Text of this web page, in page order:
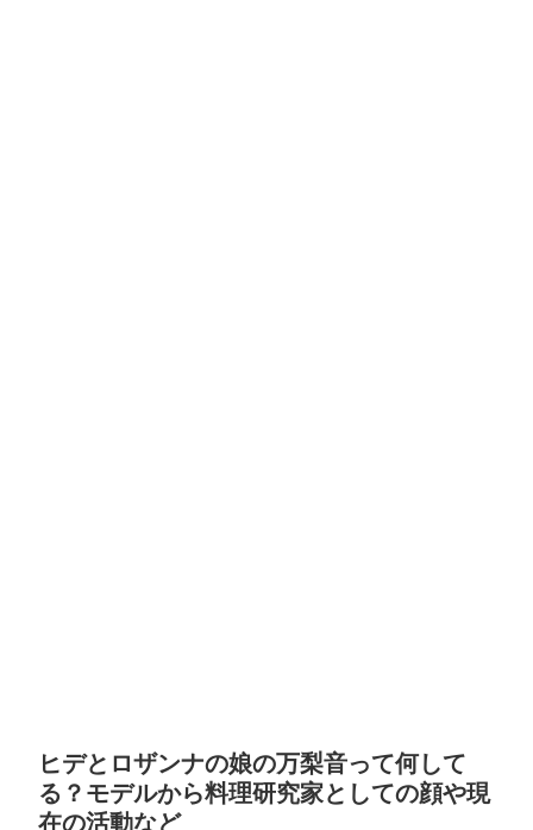
ヒデとロザンナの娘の万梨音って何して
る？モデルから料理研究家としての顔や現
在の活動など